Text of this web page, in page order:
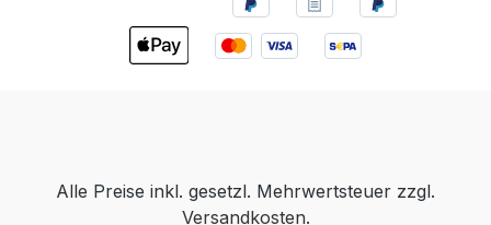
Alle Preise inkl. gesetzl. Mehrwertsteuer zzgl.
Versandkosten.